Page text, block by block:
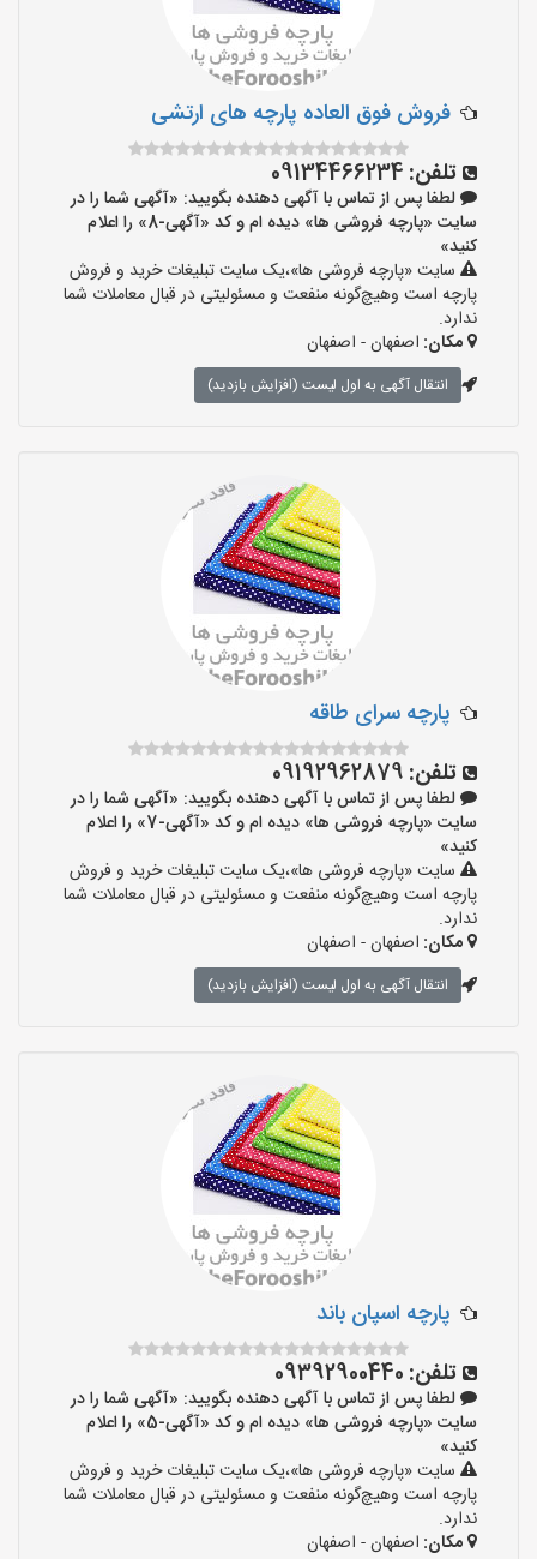
فروش فوق العاده پارچه های ارتشی
تلفن: 09134466234
لطفا پس از تماس با آگهی دهنده بگویید: «آگهی شما را در
سایت «پارچه فروشی ها» دیده ام و کد «آگهی-8» را اعلام
کنید»
سایت «پارچه فروشی ها»،یک سایت تبلیغات خرید و فروش
پارچه است وهیچ‌گونه منفعت و مسئولیتی در قبال معاملات شما
ندارد.
مکان: اصفهان - اصفهان
انتقال آگهی به اول لیست (افزایش بازدید)
پارچه سرای طاقه
تلفن: 09192962879
لطفا پس از تماس با آگهی دهنده بگویید: «آگهی شما را در
سایت «پارچه فروشی ها» دیده ام و کد «آگهی-7» را اعلام
کنید»
سایت «پارچه فروشی ها»،یک سایت تبلیغات خرید و فروش
پارچه است وهیچ‌گونه منفعت و مسئولیتی در قبال معاملات شما
ندارد.
مکان: اصفهان - اصفهان
انتقال آگهی به اول لیست (افزایش بازدید)
پارچه اسپان باند
تلفن: 09392900440
لطفا پس از تماس با آگهی دهنده بگویید: «آگهی شما را در
سایت «پارچه فروشی ها» دیده ام و کد «آگهی-5» را اعلام
کنید»
سایت «پارچه فروشی ها»،یک سایت تبلیغات خرید و فروش
پارچه است وهیچ‌گونه منفعت و مسئولیتی در قبال معاملات شما
ندارد.
مکان: اصفهان - اصفهان